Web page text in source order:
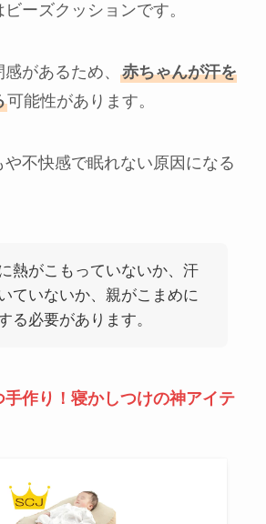
ーズクッションです。
があるため、 赤ちゃんが汗を
可能性があります。
不快感で眠れない原因になる
熱がこもっていないか、汗
ていないか、親がこまめに
る必要があります。
作り！寝かしつけの神アイテ